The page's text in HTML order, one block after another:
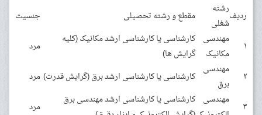
ردیف
رشته
شغلی
مقطع و رشته تحصیلی جنسیت
۱
مهندسی
مکانیک
کارشناسی یا کارشناسی ارشد مکانیک (کلیه
گرایش ها)
مرد
۲
مهندسی
برق
کارشناسی یا کارشناسی ارشد برق (گرایش قدرت) مرد
۳
مهندسی کارشناسی یا کارشناسی ارشد مهندسی برق
مرد